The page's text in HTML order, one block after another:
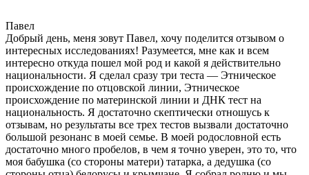
Павел
Добрый день, меня зовут Павел, хочу поделится отзывом о
интересных исследованиях! Разумеется, мне как и всем
интересно откуда пошел мой род и какой я действительно
национальности. Я сделал сразу три теста — Этническое
происхождение по отцовской линии, Этническое
происхождение по материнской линии и ДНК тест на
национальность. Я достаточно скептически отношусь к
отзывам, но результаты все трех тестов вызвали достаточно
большой резонанс в моей семье. В моей родословной есть
достаточно много пробелов, в чем я точно уверен, это то, что
моя бабушка (со стороны матери) татарка, а дедушка (со